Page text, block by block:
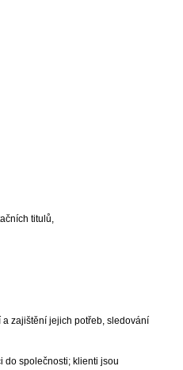
titulů,
zajištění jejich potřeb, sledování
do společnosti; klienti jsou